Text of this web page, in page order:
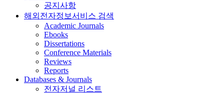
공지사항
해외전자정보서비스 검색
Academic Journals
Ebooks
Dissertations
Conference Materials
Reviews
Reports
Databases & Journals
전자저널 리스트